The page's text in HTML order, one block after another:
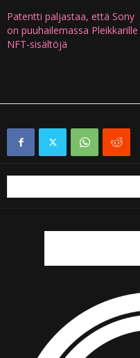
Patentti paljastaa, että Sony
on puuhailemassa Pleikkarille
NFT-sisältöjä